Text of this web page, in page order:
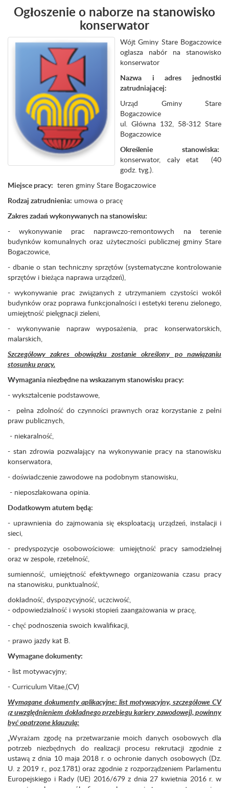
Ogłoszenie o naborze na stanowisko
konserwator
Wójt Gminy Stare Bogaczowice
ogłasza nabór na stanowisko
konserwator
Nazwa i adres jednostki
zatrudniającej:
Urząd Gminy Stare
Bogaczowice
ul. Główna 132, 58-312 Stare
Bogaczowice
Określenie stanowiska:
konserwator, cały etat (40
godz. tyg.).
Miejsce pracy: teren gminy Stare Bogaczowice
Rodzaj zatrudnienia: umowa o pracę
Zakres zadań wykonywanych na stanowisku:
- wykonywanie prac naprawczo-remontowych na terenie
budynków komunalnych oraz użyteczności publicznej gminy Stare
Bogaczowice,
- dbanie o stan techniczny sprzętów (systematyczne kontrolowanie
sprzętów i bieżąca naprawa urządzeń),
- wykonywanie prac związanych z utrzymaniem czystości wokół
budynków oraz poprawa funkcjonalności i estetyki terenu zielonego,
umiejętność pielęgnacji zieleni,
- wykonywanie napraw wyposażenia, prac konserwatorskich,
malarskich,
Szczegółowy zakres obowiązku zostanie określony po nawiązaniu
stosunku pracy.
Wymagania niezbędne na wskazanym stanowisku pracy:
- wykształcenie podstawowe,
- pełna zdolność do czynności prawnych oraz korzystanie z pełni
praw publicznych,
- niekaralność,
- stan zdrowia pozwalający na wykonywanie pracy na stanowisku
konserwatora,
- doświadczenie zawodowe na podobnym stanowisku,
- nieposzlakowana opinia.
Dodatkowym atutem będą:
- uprawnienia do zajmowania się eksploatacją urządzeń, instalacji i
sieci,
- predyspozycje osobowościowe: umiejętność pracy samodzielnej
oraz w zespole, rzetelność,
sumienność, umiejętność efektywnego organizowania czasu pracy
na stanowisku, punktualność,
dokładność, dyspozycyjność, uczciwość,
- odpowiedzialność i wysoki stopień zaangażowania w pracę,
- chęć podnoszenia swoich kwalifikacji,
- prawo jazdy kat B.
Wymagane dokumenty:
- list motywacyjny;
- Curriculum Vitae,(CV)
Wymagane dokumenty aplikacyjne: list motywacyjny, szczegółowe CV
(z uwzględnieniem dokładnego przebiegu kariery zawodowej), powinny
być opatrzone klauzulą:
„Wyrażam zgodę na przetwarzanie moich danych osobowych dla
potrzeb niezbędnych do realizacji procesu rekrutacji zgodnie z
ustawą z dnia 10 maja 2018 r. o ochronie danych osobowych (Dz.
U. z 2019 r., poz.1781) oraz zgodnie z rozporządzeniem Parlamentu
Europejskiego i Rady (UE) 2016/679 z dnia 27 kwietnia 2016 r. w